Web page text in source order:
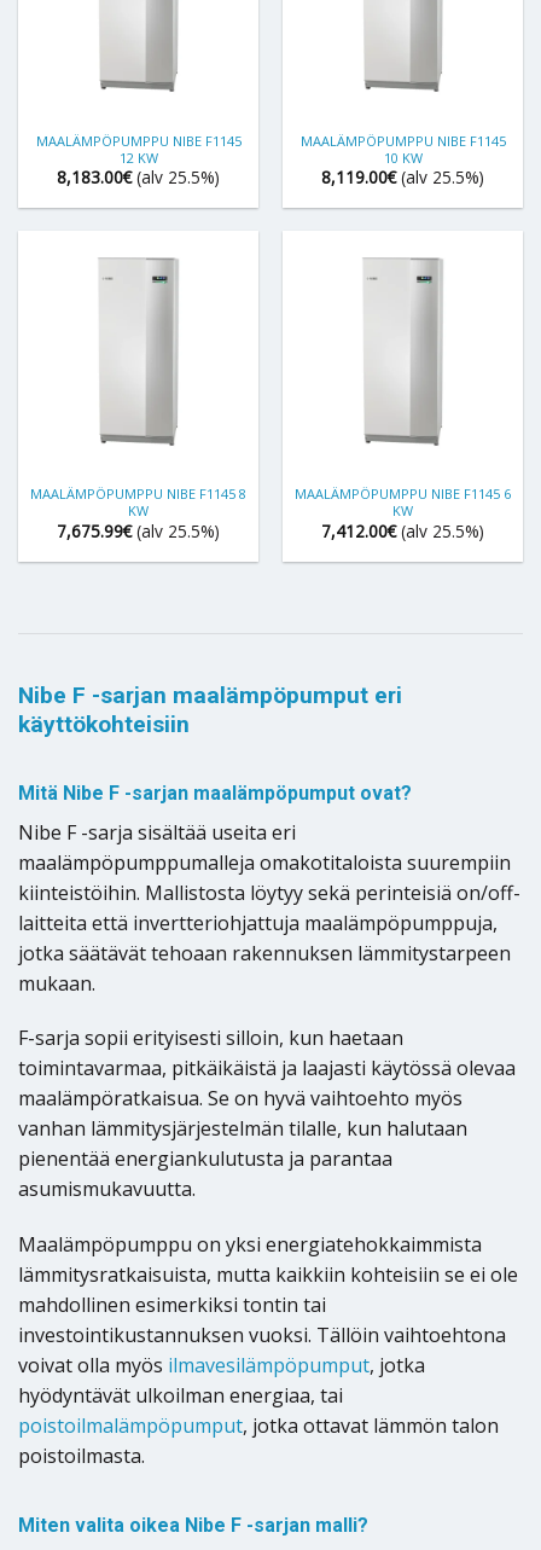
MAALÄMPÖPUMPPU NIBE F1145
12 KW
8,183.00€ (alv 25.5%)
MAALÄMPÖPUMPPU NIBE F1145
10 KW
8,119.00€ (alv 25.5%)
MAALÄMPÖPUMPPU NIBE F1145 8
KW
7,675.99€ (alv 25.5%)
MAALÄMPÖPUMPPU NIBE F1145 6
KW
7,412.00€ (alv 25.5%)
Nibe F -sarjan maalämpöpumput eri
käyttökohteisiin
Mitä Nibe F -sarjan maalämpöpumput ovat?
Nibe F -sarja sisältää useita eri
maalämpöpumppumalleja omakotitaloista suurempiin
kiinteistöihin. Mallistosta löytyy sekä perinteisiä on/off-
laitteita että invertteriohjattuja maalämpöpumppuja,
jotka säätävät tehoaan rakennuksen lämmitystarpeen
mukaan.
F-sarja sopii erityisesti silloin, kun haetaan
toimintavarmaa, pitkäikäistä ja laajasti käytössä olevaa
maalämpöratkaisua. Se on hyvä vaihtoehto myös
vanhan lämmitysjärjestelmän tilalle, kun halutaan
pienentää energiankulutusta ja parantaa
asumismukavuutta.
Maalämpöpumppu on yksi energiatehokkaimmista
lämmitysratkaisuista, mutta kaikkiin kohteisiin se ei ole
mahdollinen esimerkiksi tontin tai
investointikustannuksen vuoksi. Tällöin vaihtoehtona
voivat olla myös ilmavesilämpöpumput, jotka
hyödyntävät ulkoilman energiaa, tai
poistoilmalämpöpumput, jotka ottavat lämmön talon
poistoilmasta.
Miten valita oikea Nibe F -sarjan malli?